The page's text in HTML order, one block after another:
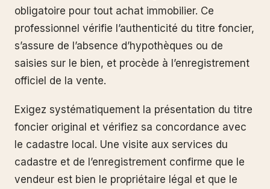
obligatoire pour tout achat immobilier. Ce
professionnel vérifie l’authenticité du titre foncier,
s’assure de l’absence d’hypothèques ou de
saisies sur le bien, et procède à l’enregistrement
officiel de la vente.
Exigez systématiquement la présentation du titre
foncier original et vérifiez sa concordance avec
le cadastre local. Une visite aux services du
cadastre et de l’enregistrement confirme que le
vendeur est bien le propriétaire légal et que le